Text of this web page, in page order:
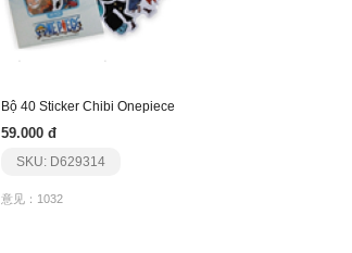
Bộ 40 Sticker Chibi Onepiece
59.000 đ
SKU: D629314
意见：1032